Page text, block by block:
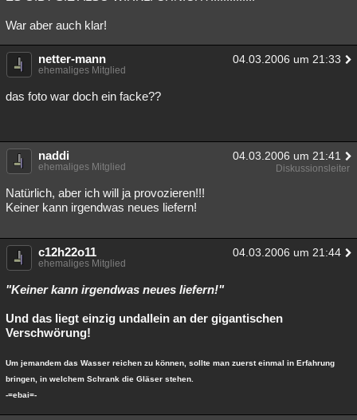
War aber auch klar!
netter-mann 04.03.2006 um 21:33
ehemaliges Mitglied
das foto war doch ein facke??
naddi 04.03.2006 um 21:41
ehemaliges Mitglied Diskussionsleiter
Natürlich, aber ich will ja provozieren!!!
Keiner kann irgendwas neues liefern!
c12h22o11 04.03.2006 um 21:44
ehemaliges Mitglied
"Keiner kann irgendwas neues liefern!"
Und das liegt einzig undallein an der gigantischen
Verschwörung!
Um jemandem das Wasser reichen zu können, sollte man zuerst einmal in Erfahrung
bringen, in welchem Schrank die Gläser stehen.
-=ebai=-